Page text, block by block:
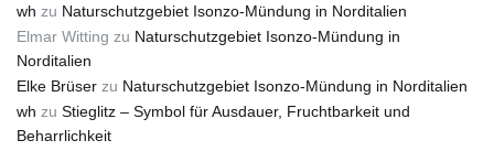
wh zu Naturschutzgebiet Isonzo-Mündung in Norditalien
Elmar Witting zu Naturschutzgebiet Isonzo-Mündung in
Norditalien
Elke Brüser zu Naturschutzgebiet Isonzo-Mündung in Norditalien
wh zu Stieglitz – Symbol für Ausdauer, Fruchtbarkeit und
Beharrlichkeit